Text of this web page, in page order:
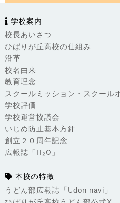
学校案内
校長あいさつ
ひばりが丘高校の仕組み
沿革
校名由来
教育理念
スクールミッション・スクール
学校評価
学校運営協議会
いじめ防止基本方針
創立２０周年記念
広報誌「H₂O」
本校の特徴
うどん部広報誌「Udon navi」